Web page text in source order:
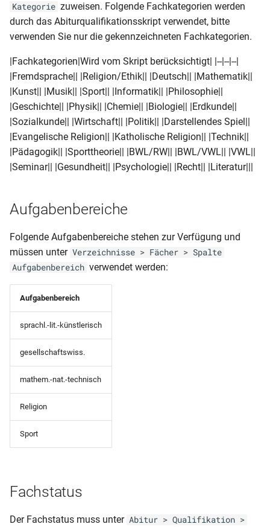
Serienmail
Kurznachrichten
Stundenplandaten
Abgleich DaVinci und
Magellan
Kategorie zuweisen. Folgende Fachkategorien werden
durch das Abiturqualifikationsskript verwendet, bitte
verwenden Sie nur die gekennzeichneten Fachkategorien.
|Fachkategorien|Wird vom Skript berücksichtigt| |--|--|--|
|Fremdsprache|| |Religion/Ethik|| |Deutsch|| |Mathematik||
|Kunst|| |Musik|| |Sport|| |Informatik|| |Philosophie||
|Geschichte|| |Physik|| |Chemie|| |Biologie|| |Erdkunde||
|Sozialkunde|| |Wirtschaft|| |Politik|| |Darstellendes Spiel||
|Evangelische Religion|| |Katholische Religion|| |Technik||
|Pädagogik|| |Sporttheorie|| |BWL/RW|| |BWL/VWL|| |VWL||
|Seminar|| |Gesundheit|| |Psychologie|| |Recht|| |Literatur|||
Aufgabenbereiche
Folgende Aufgabenbereiche stehen zur Verfügung und
müssen unter Verzeichnisse > Fächer > Spalte
Aufgabenbereich verwendet werden:
Aufgabenbereich
sprachl.-lit.-künstlerisch
gesellschaftswiss.
mathem.-nat.-technisch
Religion
Sport
Fachstatus
Der Fachstatus muss unter Abitur > Qualifikation >